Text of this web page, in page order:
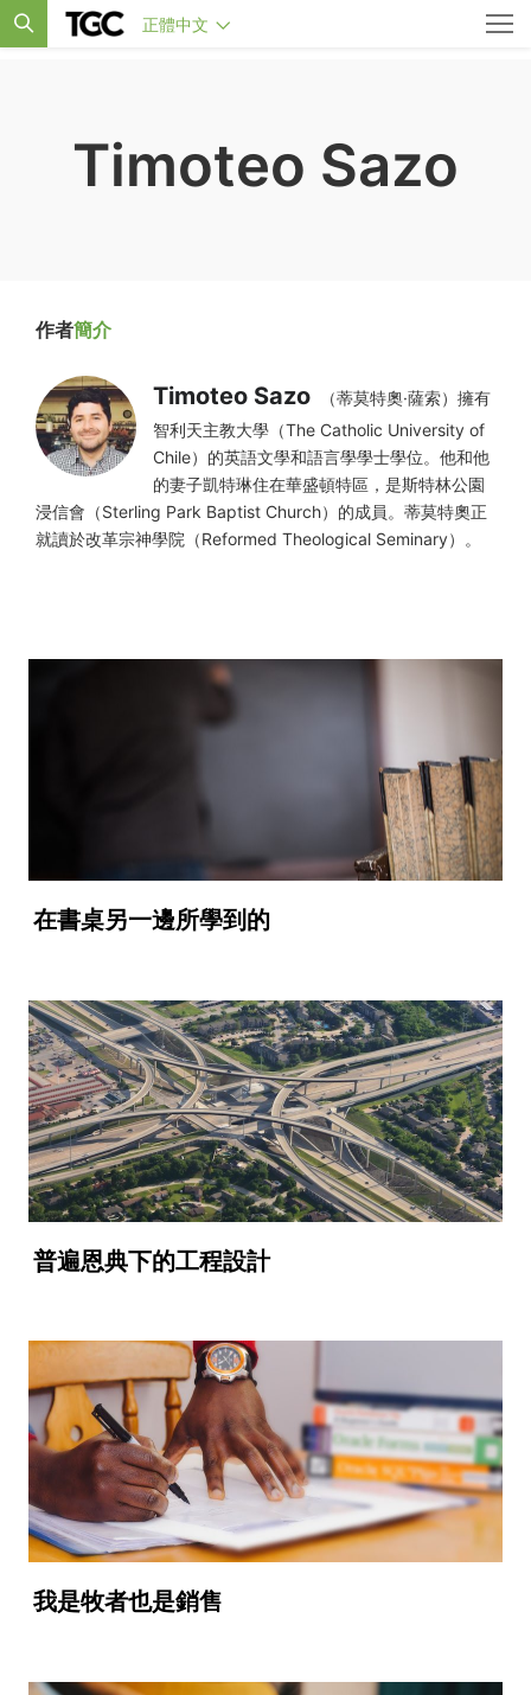
正體中文
Timoteo Sazo
作者簡介
Timoteo Sazo
（蒂莫特奧·薩索）擁有
智利天主教大學（The Catholic University of
Chile）的英語文學和語言學學士學位。他和他
的妻子凱特琳住在華盛頓特區，是斯特林公園
浸信會（Sterling Park Baptist Church）的成員。蒂莫特奧正
就讀於改革宗神學院（Reformed Theological Seminary）。
在書桌另一邊所學到的
普遍恩典下的工程設計
我是牧者也是銷售